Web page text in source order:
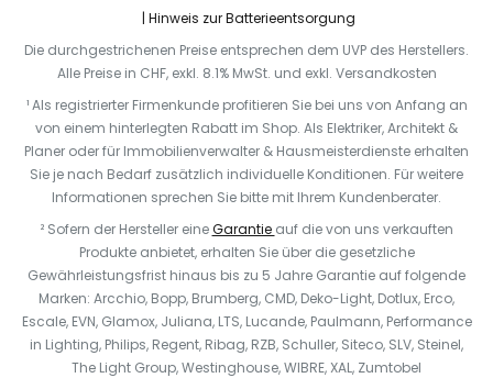
Hinweis zur Batterieentsorgung
Die durchgestrichenen Preise entsprechen dem UVP des Herstellers.
Alle Preise in CHF, exkl. 8.1% MwSt. und exkl. Versandkosten
¹ Als registrierter Firmenkunde profitieren Sie bei uns von Anfang an
von einem hinterlegten Rabatt im Shop. Als Elektriker, Architekt &
Planer oder für Immobilienverwalter & Hausmeisterdienste erhalten
Sie je nach Bedarf zusätzlich individuelle Konditionen. Für weitere
Informationen sprechen Sie bitte mit Ihrem Kundenberater.
² Sofern der Hersteller eineGarantie auf die von uns verkauften
Produkte anbietet, erhalten Sie über die gesetzliche
Gewährleistungsfrist hinaus bis zu 5 Jahre Garantie auf folgende
Marken: Arcchio, Bopp, Brumberg, CMD, Deko-Light, Dotlux, Erco,
Escale, EVN, Glamox, Juliana, LTS, Lucande, Paulmann, Performance
in Lighting, Philips, Regent, Ribag, RZB, Schuller, Siteco, SLV, Steinel,
The Light Group, Westinghouse, WIBRE, XAL, Zumtobel